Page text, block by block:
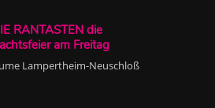
RANTASTEN die
am Freitag
Lampertheim-Neuschloß